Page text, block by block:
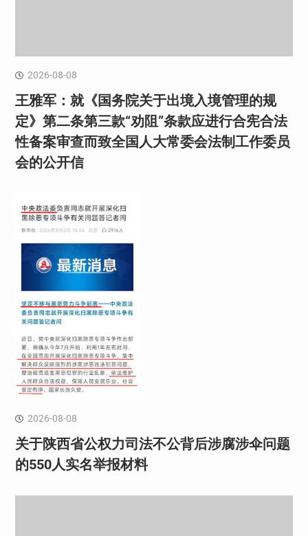
2026-08-08
王雅军：就《国务院关于出境入境管理的规
定》第二条第三款“劝阻”条款应进行合宪合法
性备案审查而致全国人大常委会法制工作委员
会的公开信
2026-08-08
关于陕西省公权力司法不公背后涉腐涉伞问题
的550人实名举报材料